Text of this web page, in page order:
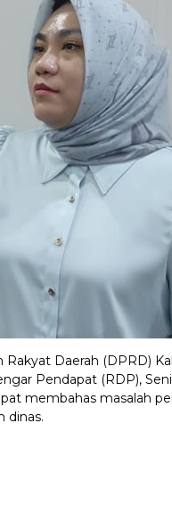
Rakyat Daerah (DPRD)
Pendapat (RDP),
membahas masalah
dinas.